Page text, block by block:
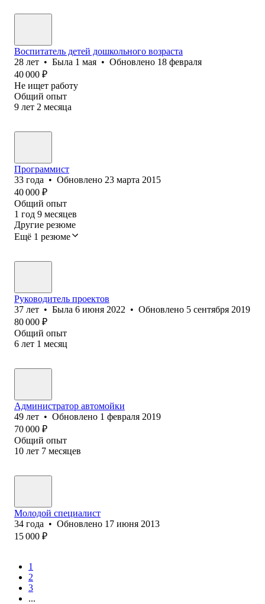
Воспитатель детей дошкольного возраста
28 лет • Была 1 мая • Обновлено 18 февраля
40 000 ₽
Не ищет работу
Общий опыт
9 лет 2 месяца
Программист
33 года • Обновлено 23 марта 2015
40 000 ₽
Общий опыт
1 год 9 месяцев
Другие резюме
Ещё 1 резюме
Руководитель проектов
37 лет • Была 6 июня 2022 • Обновлено 5 сентября 2019
80 000 ₽
Общий опыт
6 лет 1 месяц
Администратор автомойки
49 лет • Обновлено 1 февраля 2019
70 000 ₽
Общий опыт
10 лет 7 месяцев
Молодой специалист
34 года • Обновлено 17 июня 2013
15 000 ₽
1
2
3
...